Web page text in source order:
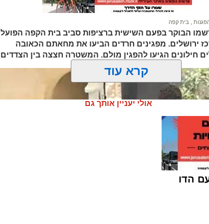
תושב חברון שהוסע ברכב.
מיד לחקירה במשרד החקירות והמודיעין של מג"ב עוטף ירושלים,
בהם שורה ארוכה של סעיפים פליליים.
לקבוצות ועדכוני "ירושלים החרדית" בוואטסאפ לחצו כאן
מעוניינים להגיב? לדווח? צרו איתנו קשר במייל
האדוםorjerusalem@isnet.co.il
בית קפה
הבוקר בפעם השישית ברציפות סביב בית הקפה הפועל
ירושלים. מפגינים חרדים הביעו את מחאתם הכאובה
חילונים הגיעו להפגין מולם. המשטרה חצצה בין הצדדים
קרא עוד
אולי יעניין אותך גם
הדו